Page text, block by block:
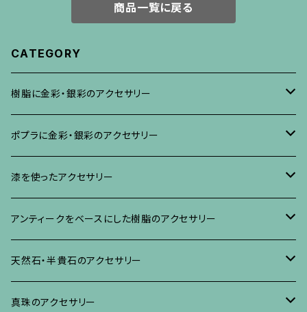
商品一覧に戻る
CATEGORY
樹脂に金彩・銀彩のアクセサリー
ブローチ
イヤリング・ピアス
ネックレス、その他
ポプラに金彩・銀彩のアクセサリー
ブローチ
イヤリング、ピアス
ネックレス、ペンダント
ブレスレット、バングル、その他
漆を使ったアクセサリー
ブローチ
イヤリング・ピアス
ネックレス・ペンダント
アンティークをベースにした樹脂のアクセサリー
ブローチ
イヤリング・ピアス
天然石・半貴石のアクセサリー
ブローチ
真珠のアクセサリー